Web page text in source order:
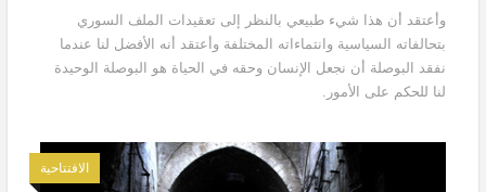
وأعتقد أن هذا شيء طبيعي بالنظر إلى تعقيدات الملف السوري
بتحالفاته السياسية وانتماءاته المختلفة وأعتقد أنه الأفضل لنا عندما
نفقد البوصلة أن نجعل الإنسان وحقه في الحياة هو البوصلة الوحيدة
لنا للحكم على الأمور.
الافتتاحية